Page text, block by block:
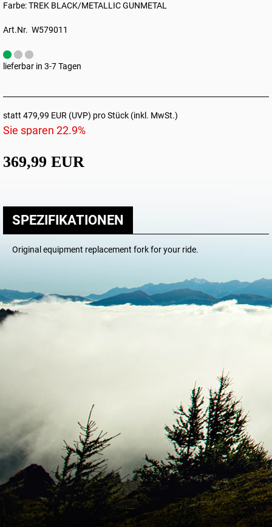
Farbe: TREK BLACK/METALLIC GUNMETAL
Art.Nr. W579011
lieferbar in 3-7 Tagen
statt 479,99 EUR (UVP) pro Stück (inkl. MwSt.)
Sie sparen 22.9%
369,99 EUR
SPEZIFIKATIONEN
Original equipment replacement fork for your ride.